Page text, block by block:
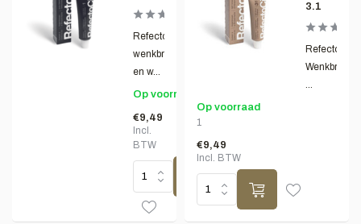
RefectoCil
wenkbrauw
en w...
Op voorraad
€9,49
Incl.
BTW
3.1
Refectocil
...
Op voorraad
1
€9,49
Incl. BTW